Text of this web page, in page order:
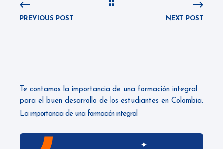
PREVIOUS POST NEXT POST
Te contamos la importancia de una formación integral
para el buen desarrollo de los estudiantes en Colombia.
La importancia de una formación integral